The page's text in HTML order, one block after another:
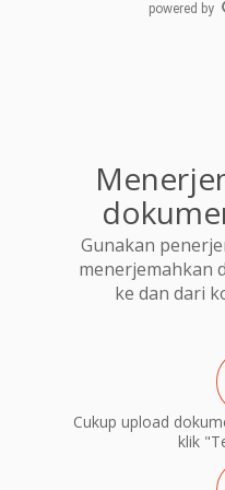
powered by
Gunakan
menerjemahkan
ke dan dari
Cukup upload
klik